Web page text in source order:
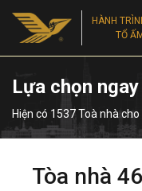
HÀNH
TỔ
Lựa chọn
Hiện có 1537 Toà nhà
Tòa nhà